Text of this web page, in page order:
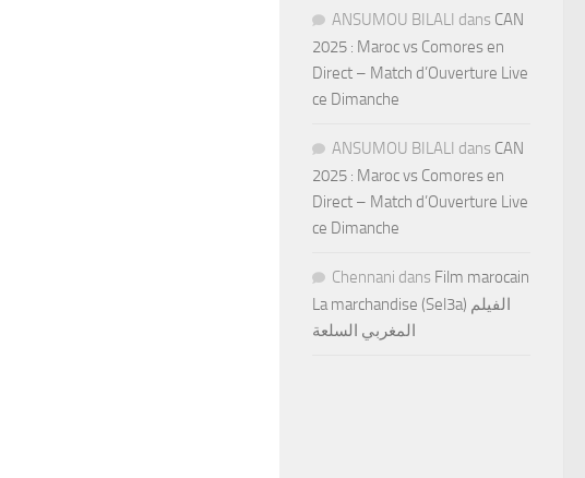
ANSUMOU BILALI dans CAN
2025 : Maroc vs Comores en
Direct – Match d’Ouverture Live
ce Dimanche
ANSUMOU BILALI dans CAN
2025 : Maroc vs Comores en
Direct – Match d’Ouverture Live
ce Dimanche
Chennani dans Film marocain
La marchandise (Sel3a) الفيلم
المغربي السلعة